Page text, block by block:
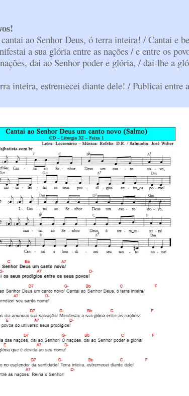
ao Senhor Deus, ó terra inteira! / Cantai e
a sua glória entre as nações / e entre os
dai ao Senhor poder e glória, / dai-lhe a
inteira, estremecei diante dele! / Publicai entre